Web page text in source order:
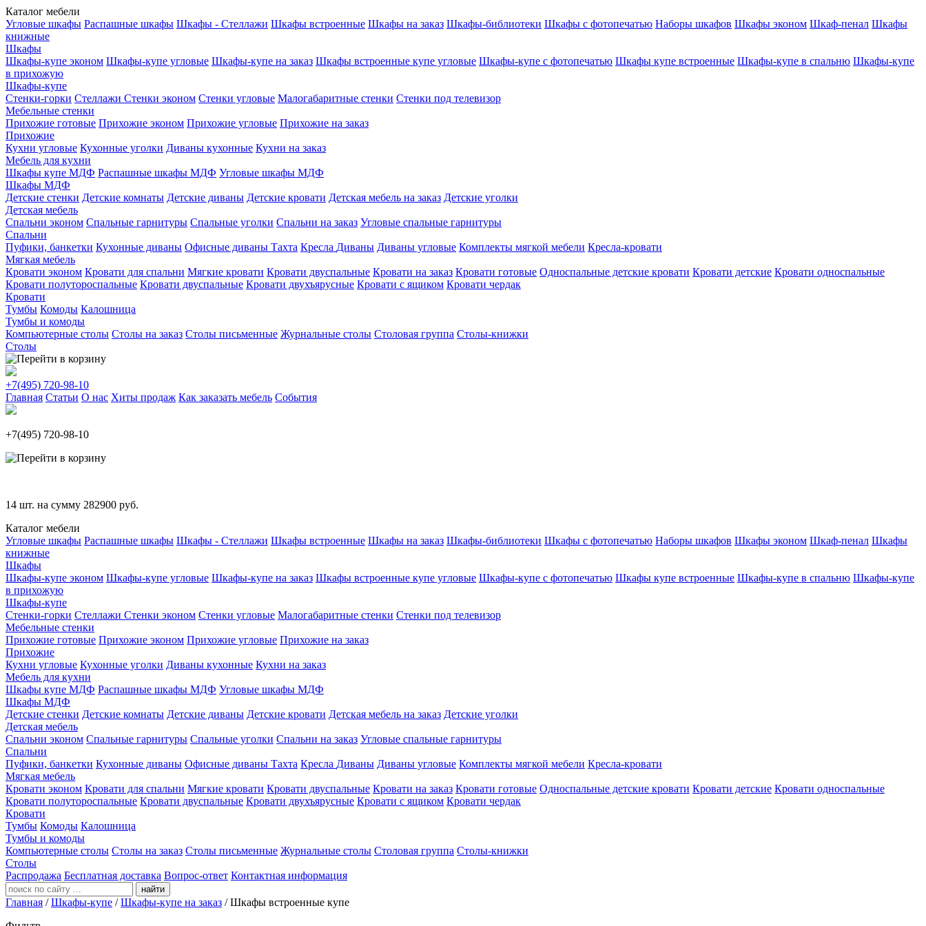
Каталог мебели
Угловые шкафы Распашные шкафы Шкафы - Стеллажи Шкафы встроенные Шкафы на заказ Шкафы-библиотеки Шкафы с фотопечатью Наборы шкафов Шкафы эконом Шкаф-пенал Шкафы
книжные
Шкафы
Шкафы-купе эконом Шкафы-купе угловые Шкафы-купе на заказ Шкафы встроенные купе угловые Шкафы-купе с фотопечатью Шкафы купе встроенные Шкафы-купе в спальню Шкафы-купе
в прихожую
Шкафы-купе
Стенки-горки Стеллажи Стенки эконом Стенки угловые Малогабаритные стенки Стенки под телевизор
Мебельные стенки
Прихожие готовые Прихожие эконом Прихожие угловые Прихожие на заказ
Прихожие
Кухни угловые Кухонные уголки Диваны кухонные Кухни на заказ
Мебель для кухни
Шкафы купе МДФ Распашные шкафы МДФ Угловые шкафы МДФ
Шкафы МДФ
Детские стенки Детские комнаты Детские диваны Детские кровати Детская мебель на заказ Детские уголки
Детская мебель
Спальни эконом Спальные гарнитуры Спальные уголки Спальни на заказ Угловые спальные гарнитуры
Спальни
Пуфики, банкетки Кухонные диваны Офисные диваны Тахта Кресла Диваны Диваны угловые Комплекты мягкой мебели Кресла-кровати
Мягкая мебель
Кровати эконом Кровати для спальни Мягкие кровати Кровати двуспальные Кровати на заказ Кровати готовые Односпальные детские кровати Кровати детские Кровати односпальные
Кровати полутороспальные Кровати двуспальные Кровати двухъярусные Кровати с ящиком Кровати чердак
Кровати
Тумбы Комоды Калошница
Тумбы и комоды
Компьютерные столы Столы на заказ Столы письменные Журнальные столы Столовая группа Столы-книжки
Столы
+7(495) 720-98-10
Главная Статьи О нас Хиты продаж Как заказать мебель События
+7(495) 720-98-10
14 шт. на сумму 282900 руб.
Каталог мебели
Угловые шкафы Распашные шкафы Шкафы - Стеллажи Шкафы встроенные Шкафы на заказ Шкафы-библиотеки Шкафы с фотопечатью Наборы шкафов Шкафы эконом Шкаф-пенал Шкафы
книжные
Шкафы
Шкафы-купе эконом Шкафы-купе угловые Шкафы-купе на заказ Шкафы встроенные купе угловые Шкафы-купе с фотопечатью Шкафы купе встроенные Шкафы-купе в спальню Шкафы-купе
в прихожую
Шкафы-купе
Стенки-горки Стеллажи Стенки эконом Стенки угловые Малогабаритные стенки Стенки под телевизор
Мебельные стенки
Прихожие готовые Прихожие эконом Прихожие угловые Прихожие на заказ
Прихожие
Кухни угловые Кухонные уголки Диваны кухонные Кухни на заказ
Мебель для кухни
Шкафы купе МДФ Распашные шкафы МДФ Угловые шкафы МДФ
Шкафы МДФ
Детские стенки Детские комнаты Детские диваны Детские кровати Детская мебель на заказ Детские уголки
Детская мебель
Спальни эконом Спальные гарнитуры Спальные уголки Спальни на заказ Угловые спальные гарнитуры
Спальни
Пуфики, банкетки Кухонные диваны Офисные диваны Тахта Кресла Диваны Диваны угловые Комплекты мягкой мебели Кресла-кровати
Мягкая мебель
Кровати эконом Кровати для спальни Мягкие кровати Кровати двуспальные Кровати на заказ Кровати готовые Односпальные детские кровати Кровати детские Кровати односпальные
Кровати полутороспальные Кровати двуспальные Кровати двухъярусные Кровати с ящиком Кровати чердак
Кровати
Тумбы Комоды Калошница
Тумбы и комоды
Компьютерные столы Столы на заказ Столы письменные Журнальные столы Столовая группа Столы-книжки
Столы
Распродажа Бесплатная доставка Вопрос-ответ Контактная информация
найти
Главная /Шкафы-купе /Шкафы-купе на заказ /Шкафы встроенные купе